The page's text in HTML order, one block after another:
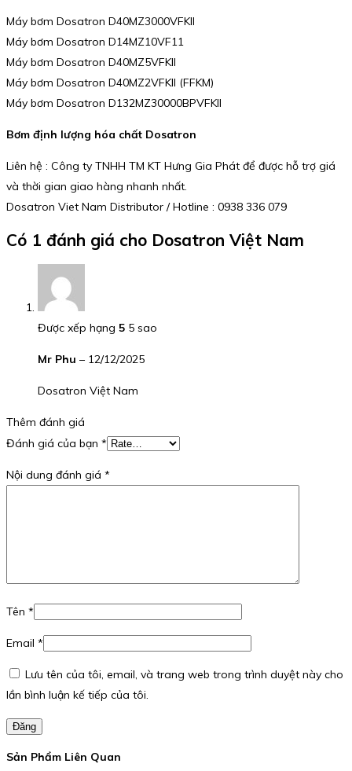
Máy bơm Dosatron D40MZ3000VFKII
Máy bơm Dosatron D14MZ10VF11
Máy bơm Dosatron D40MZ5VFKII
Máy bơm Dosatron D40MZ2VFKII (FFKM)
Máy bơm Dosatron D132MZ30000BPVFKII
Bơm định lượng hóa chất Dosatron
Liên hệ : Công ty TNHH TM KT Hưng Gia Phát để được hỗ trợ giá
và thời gian giao hàng nhanh nhất.
Dosatron Viet Nam Distributor / Hotline : 0938 336 079
Có 1 đánh giá cho Dosatron Việt Nam
Được xếp hạng 5 5 sao
Mr Phu – 12/12/2025
Dosatron Việt Nam
Thêm đánh giá
Đánh giá của bạn *
Nội dung đánh giá *
Tên *
Email *
Lưu tên của tôi, email, và trang web trong trình duyệt này cho
lần bình luận kế tiếp của tôi.
Đăng
Sản Phẩm Liên Quan